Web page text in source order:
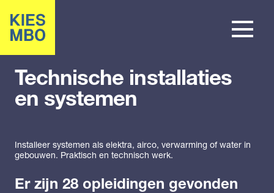
Technische installaties
en systemen
Installeer systemen als elektra, airco, verwarming of water in
gebouwen. Praktisch en technisch werk.
Er zijn 28 opleidingen gevonden